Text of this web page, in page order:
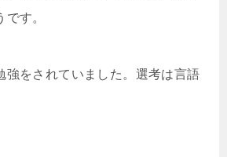
す。
強をされていました。選考は言語